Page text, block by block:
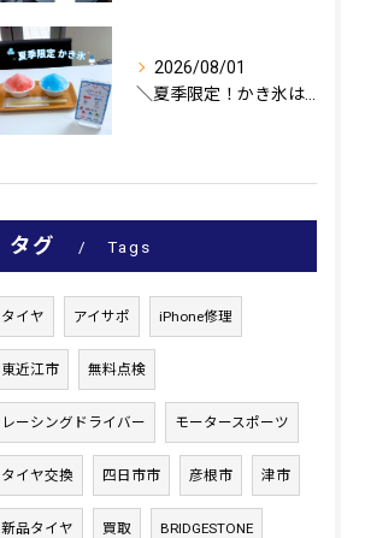
2026/08/01
タグ Tags
タイヤ アイサポ iPhone修理
東近江市 無料点検
レーシングドライバー モータースポーツ
タイヤ交換 四日市市 彦根市 津市
新品タイヤ 買取 BRIDGESTONE